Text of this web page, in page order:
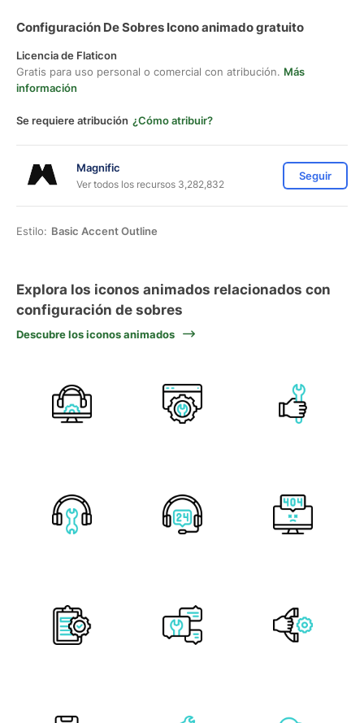
Configuración De Sobres Icono animado gratuito
Licencia de Flaticon
Gratis para uso personal o comercial con atribución. Más
información
Se requiere atribución ¿Cómo atribuir?
Magnific
Ver todos los recursos 3,282,832
Seguir
Estilo: Basic Accent Outline
Explora los iconos animados relacionados con
configuración de sobres
Descubre los iconos animados